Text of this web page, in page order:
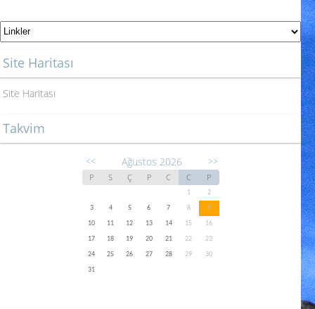
Site Haritası
Site Haritası
Takvim
<< Ağustos 2026 >>
P S Ç P C C P
1
2
3
4 5 6 7 8
9
10
11 12 13 14 15
16
17
18 19 20 21 22
23
24
25 26 27 28 29
30
31